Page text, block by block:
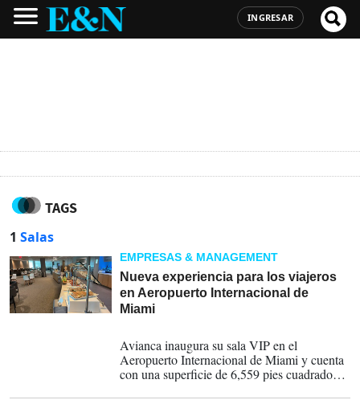
INGRESAR
TAGS
1 Salas
EMPRESAS & MANAGEMENT
Nueva experiencia para los viajeros
en Aeropuerto Internacional de
Miami
Avianca inaugura su sala VIP en el
Aeropuerto Internacional de Miami y cuenta
con una superficie de 6,559 pies cuadrados y